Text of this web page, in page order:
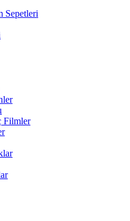
Sepetleri
Filmler